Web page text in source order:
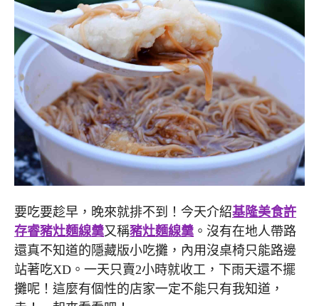
要吃要趁早，晚來就排不到！今天介紹基隆美食許
存睿豬灶麵線羹又稱豬灶麵線羹 。沒有在地人帶路
還真不知道的隱藏版小吃攤，內用沒桌椅只能路邊
站著吃XD。一天只賣2小時就收工，下雨天還不擺
攤呢！這麼有個性的店家一定不能只有我知道，